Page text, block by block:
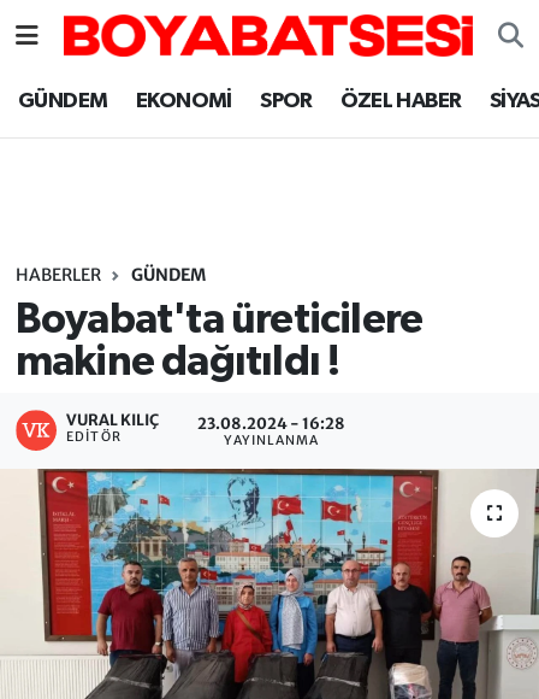
GÜNDEM EKONOMİ SPOR ÖZEL HABER
HABERLER GÜNDEM
Boyabat'ta üreticilere
makine dağıtıldı !
VURAL KILIÇ
EDITÖR
23.08.2024 - 16:28
YAYINLANMA
Sinop Nöbetçi Eczaneler
Sinop Trafik Yoğunluk Haritası
Süper Lig Puan Durumu ve Fikstür
Haber Arşivi